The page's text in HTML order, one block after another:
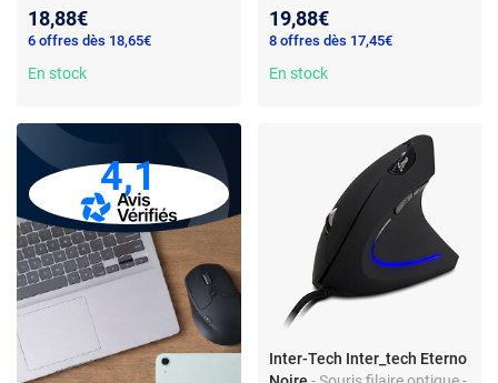
18,88€
6 offres dès 18,65€
En stock
19,88€
8 offres dès 17,45€
En stock
4,1
Inter-Tech Inter_tech Eterno